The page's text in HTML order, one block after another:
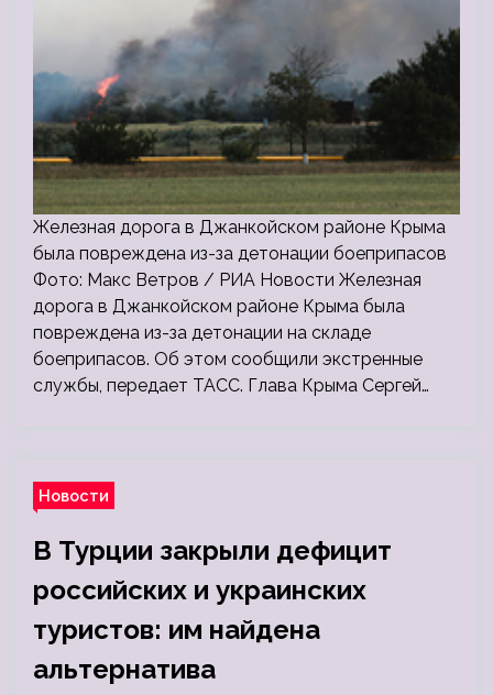
Железная дорога в Джанкойском районе Крыма
была повреждена из-за детонации боеприпасов
Фото: Макс Ветров / РИА Новости Железная
дорога в Джанкойском районе Крыма была
повреждена из-за детонации на складе
боеприпасов. Об этом сообщили экстренные
службы, передает ТАСС. Глава Крыма Сергей…
Новости
В Турции закрыли дефицит
российских и украинских
туристов: им найдена
альтернатива